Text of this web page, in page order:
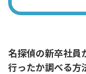
名探偵の新卒社
行ったか調べる方